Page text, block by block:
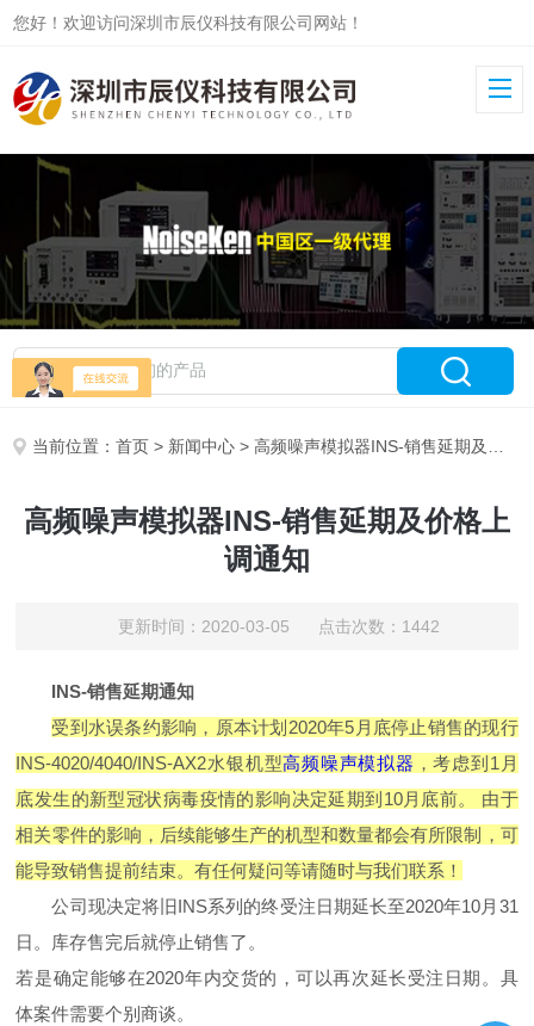
您好！欢迎访问深圳市辰仪科技有限公司网站！
当前位置：首页 > 新闻中心 > 高频噪声模拟器INS-销售延期及价格上调通知
高频噪声模拟器INS-销售延期及价格上
调通知
更新时间：2020-03-05 点击次数：1442
INS-销售延期通知
受到水误条约影响，原本计划2020年5月底停止销售的现行
INS-4020/4040/INS-AX2水银机型高频噪声模拟器 ，考虑到1月
底发生的新型冠状病毒疫情的影响决定延期到10月底前。 由于
相关零件的影响，后续能够生产的机型和数量都会有所限制，可
能导致销售提前结束。有任何疑问等请随时与我们联系！
公司现决定将旧INS系列的终受注日期延长至2020年10月31
日。库存售完后就停止销售了。
若是确定能够在2020年内交货的，可以再次延长受注日期。具
体案件需要个别商谈。